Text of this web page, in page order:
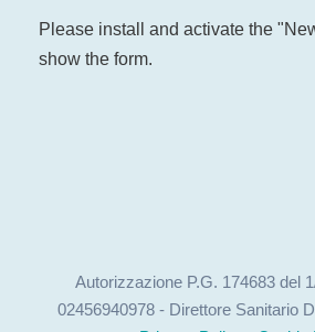
Please install and activate the "
show the form.
Autorizzazione P.G. 174683 del
02456940978 - Direttore Sanitario